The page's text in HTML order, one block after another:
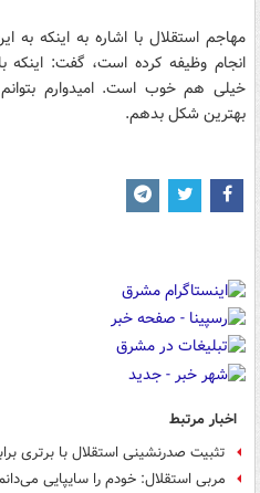
مهاجم استقلال با اشاره به اینکه به
انجام وظیفه کرده است، گفت: اینکه
خیلی هم خوب است. امیدوارم
بهترین شکل بدهم.
اخبار مرتبط
تثبیت صدرنشینی استقلال با برتری
مربی استقلال: خودم را سایپایی